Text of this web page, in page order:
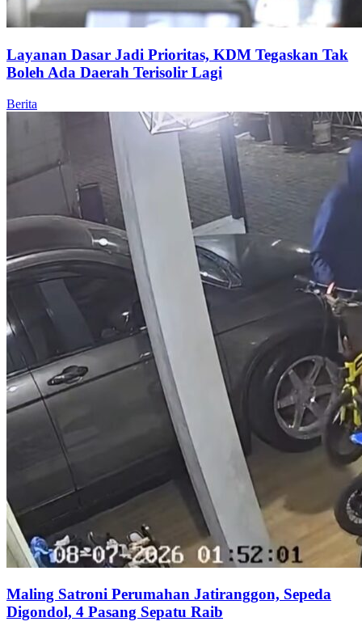
Layanan Dasar Jadi Prioritas, KDM Tegaskan Tak
Boleh Ada Daerah Terisolir Lagi
Berita
Maling Satroni Perumahan Jatiranggon, Sepeda
Digondol, 4 Pasang Sepatu Raib